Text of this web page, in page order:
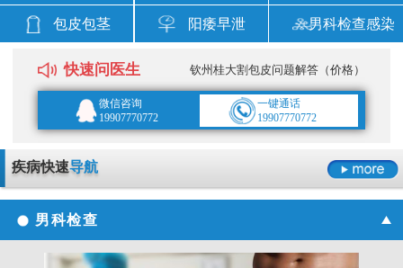
包皮包茎 阳痿早泄 男科检查感染
快速问医生 钦州桂大割包皮问题解答（价格）
微信咨询
19907770772
一键通话
19907770772
疾病快速导航
男科检查